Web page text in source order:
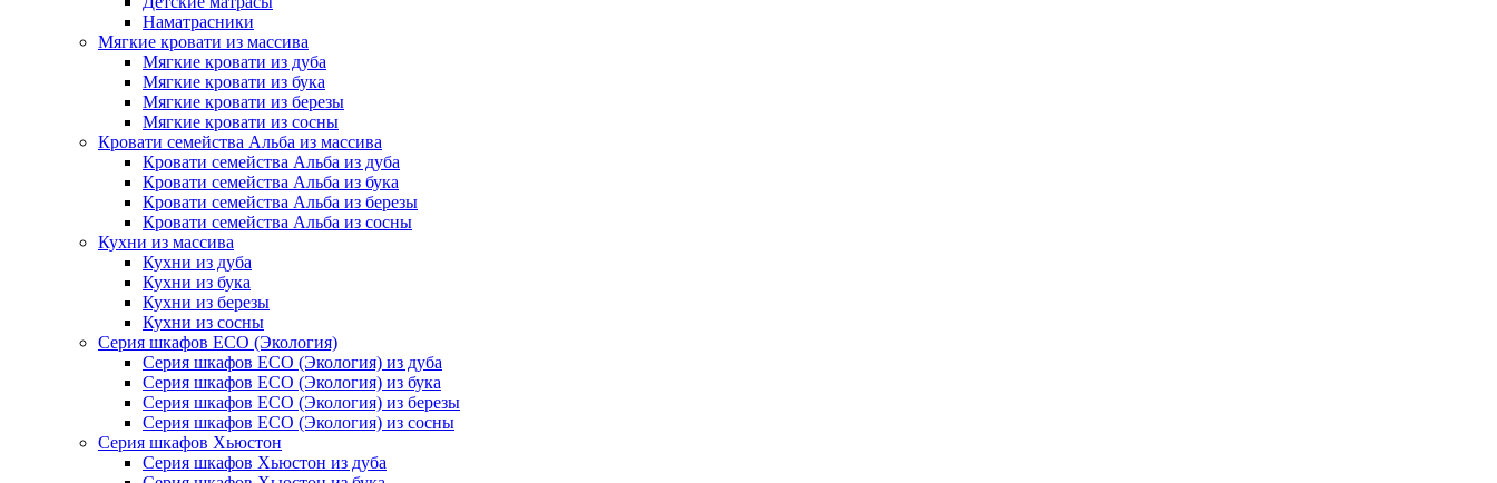
Наматрасники
Мягкие кровати из массива
Мягкие кровати из дуба
Мягкие кровати из бука
Мягкие кровати из березы
Мягкие кровати из сосны
Кровати семейства Альба из массива
Кровати семейства Альба из дуба
Кровати семейства Альба из бука
Кровати семейства Альба из березы
Кровати семейства Альба из сосны
Кухни из массива
Кухни из дуба
Кухни из бука
Кухни из березы
Кухни из сосны
Серия шкафов ECO (Экология)
Серия шкафов ECO (Экология) из дуба
Серия шкафов ECO (Экология) из бука
Серия шкафов ECO (Экология) из березы
Серия шкафов ECO (Экология) из сосны
Серия шкафов Хьюстон
Серия шкафов Хьюстон из дуба